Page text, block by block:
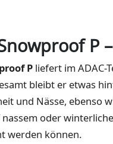
P
P liefert im ADAC-
bleibt er etwas
und Nässe, ebenso
oder
werden können.